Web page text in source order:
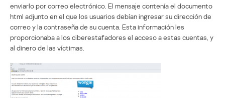
enviarlo por correo electrónico. El mensaje contenía el documento
html adjunto en el que los usuarios debían ingresar su dirección de
correo y la contraseña de su cuenta. Esta información les
proporcionaba a los ciberestafadores el acceso a estas cuentas, y
al dinero de las víctimas.